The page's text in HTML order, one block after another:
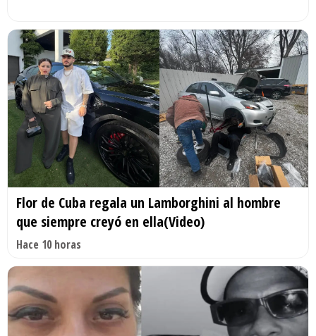
Flor de Cuba regala un Lamborghini al hombre
que siempre creyó en ella(Video)
Hace 10 horas